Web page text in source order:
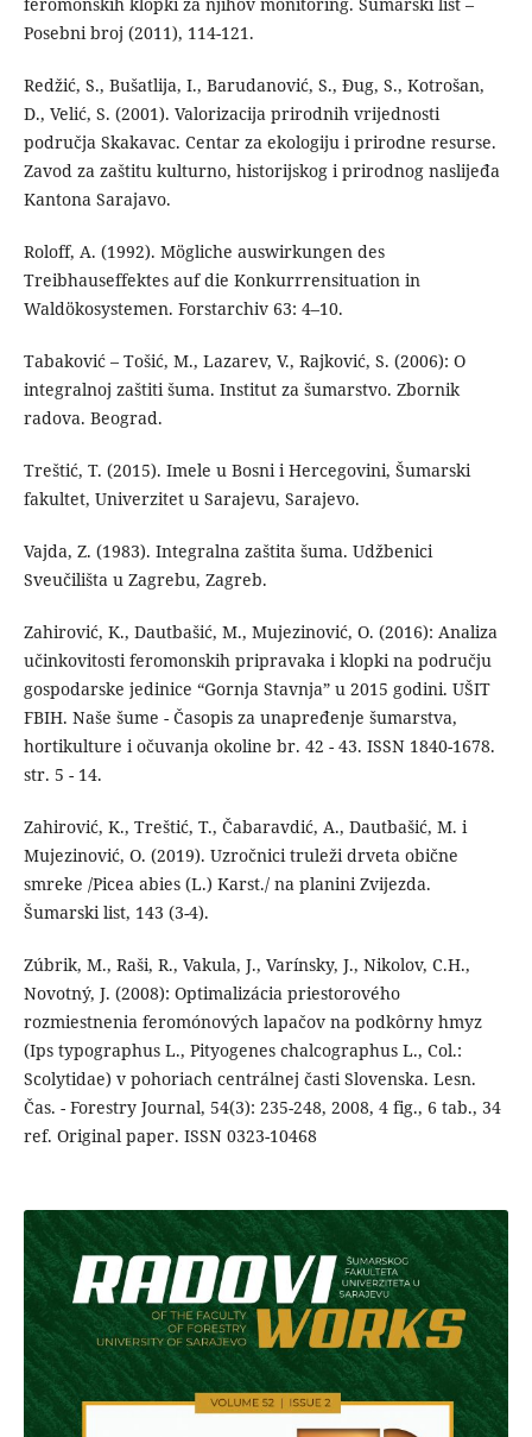
Posebni broj (2011), 114-121.
Redžić, S., Bušatlija, I., Barudanović, S., Đug, S., Kotrošan,
D., Velić, S. (2001). Valorizacija prirodnih vrijednosti
područja Skakavac. Centar za ekologiju i prirodne resurse.
Zavod za zaštitu kulturno, historijskog i prirodnog naslijeđa
Kantona Sarajavo.
Roloff, A. (1992). Mögliche auswirkungen des
Treibhauseffektes auf die Konkurrrensituation in
Waldökosystemen. Forstarchiv 63: 4–10.
Tabaković – Tošić, M., Lazarev, V., Rajković, S. (2006): O
integralnoj zaštiti šuma. Institut za šumarstvo. Zbornik
radova. Beograd.
Treštić, T. (2015). Imele u Bosni i Hercegovini, Šumarski
fakultet, Univerzitet u Sarajevu, Sarajevo.
Vajda, Z. (1983). Integralna zaštita šuma. Udžbenici
Sveučilišta u Zagrebu, Zagreb.
Zahirović, K., Dautbašić, M., Mujezinović, O. (2016): Analiza
učinkovitosti feromonskih pripravaka i klopki na području
gospodarske jedinice “Gornja Stavnja” u 2015 godini. UŠIT
FBIH. Naše šume - Časopis za unapređenje šumarstva,
hortikulture i očuvanja okoline br. 42 - 43. ISSN 1840-1678.
str. 5 - 14.
Zahirović, K., Treštić, T., Čabaravdić, A., Dautbašić, M. i
Mujezinović, O. (2019). Uzročnici truleži drveta obične
smreke /Picea abies (L.) Karst./ na planini Zvijezda.
Šumarski list, 143 (3-4).
Zúbrik, M., Raši, R., Vakula, J., Varínsky, J., Nikolov, C.H.,
Novotný, J. (2008): Optimalizácia priestorového
rozmiestnenia feromónových lapačov na podkôrny hmyz
(Ips typographus L., Pityogenes chalcographus L., Col.:
Scolytidae) v pohoriach centrálnej časti Slovenska. Lesn.
Čas. - Forestry Journal, 54(3): 235-248, 2008, 4 fig., 6 tab., 34
ref. Original paper. ISSN 0323-10468